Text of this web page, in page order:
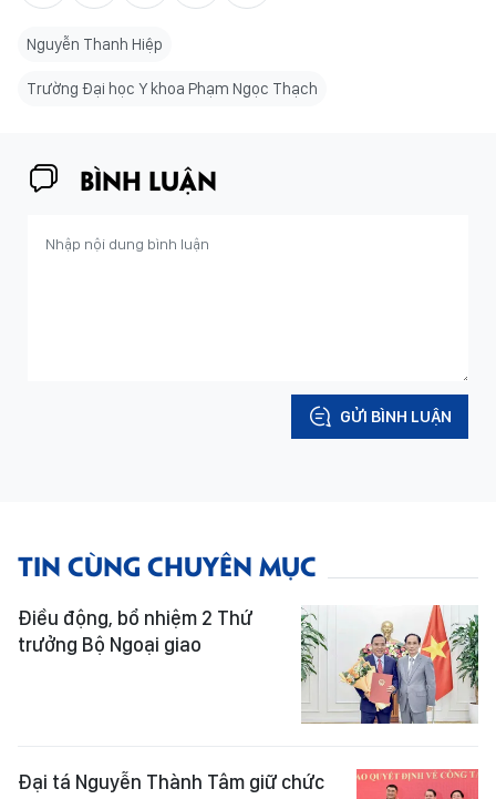
Nguyễn Thanh Hiệp
Trường Đại học Y khoa Phạm Ngọc Thạch
BÌNH LUẬN
GỬI BÌNH LUẬN
TIN CÙNG CHUYÊN MỤC
Điều động, bổ nhiệm 2 Thứ
trưởng Bộ Ngoại giao
Đại tá Nguyễn Thành Tâm giữ chức